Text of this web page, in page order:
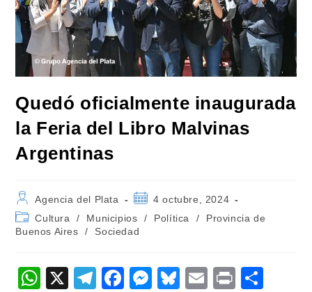
Quedó oficialmente inaugurada
la Feria del Libro Malvinas
Argentinas
Autor
de
la
entrada:
Agencia del Plata
Publicación
la
entrada:
4 octubre, 2024
Categoría
de
Cultura / Municipios / Política /
Provincia de
Buenos Aires
/ Sociedad
W
X
T
F
M
Bl
E
Pr